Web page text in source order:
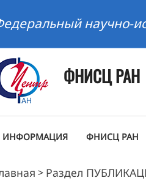
научно-
ФНИСЦ РАН
ИНФОРМАЦИЯ ФНИСЦ РАН
> Раздел